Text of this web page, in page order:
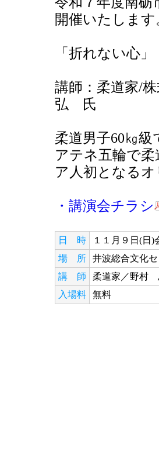
開催いたします
「折れない心」
講師：柔道家/
弘 氏
柔道男子60㎏
アテネ五輪で
ア人初となる
・講演会チラシ
日 時
１１月９日(日
場 所
井波総合文化
講 師
柔道家／野村
入場料
無料